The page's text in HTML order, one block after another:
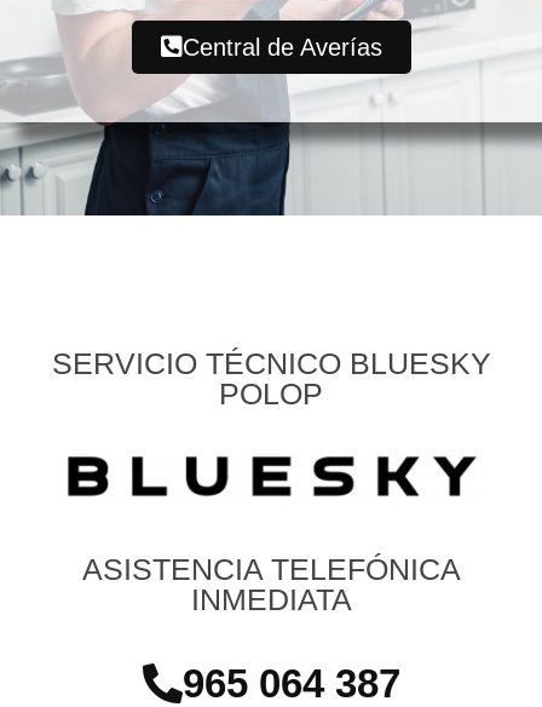
Central de Averías
SERVICIO TÉCNICO BLUESKY
POLOP
ASISTENCIA TELEFÓNICA
INMEDIATA
965 064 387